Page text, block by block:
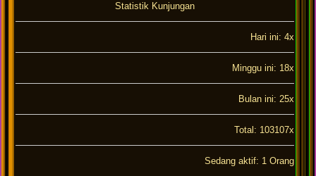
Statistik Kunjungan
Hari ini: 4x
Minggu ini: 18x
Bulan ini: 25x
Total: 103107x
Sedang aktif: 1 Orang